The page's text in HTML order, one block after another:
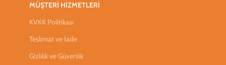
MÜŞTERİ HİZMETLERİ
KVKK Politikası
Teslimat ve İade
Gizlilik ve Güvenlik